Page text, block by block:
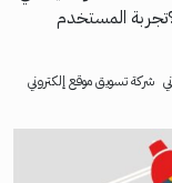
المستخدم
شركة تسويق موقع إلكتروني